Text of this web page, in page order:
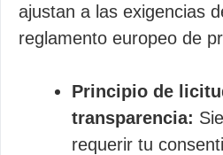
ajustan a las exigencias
reglamento europeo de
Principio de
transparencia:
requerir tu